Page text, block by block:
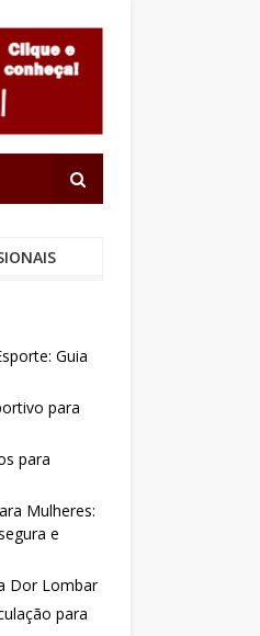
Guia
para
para
Mulheres:
e
Dor Lombar
para